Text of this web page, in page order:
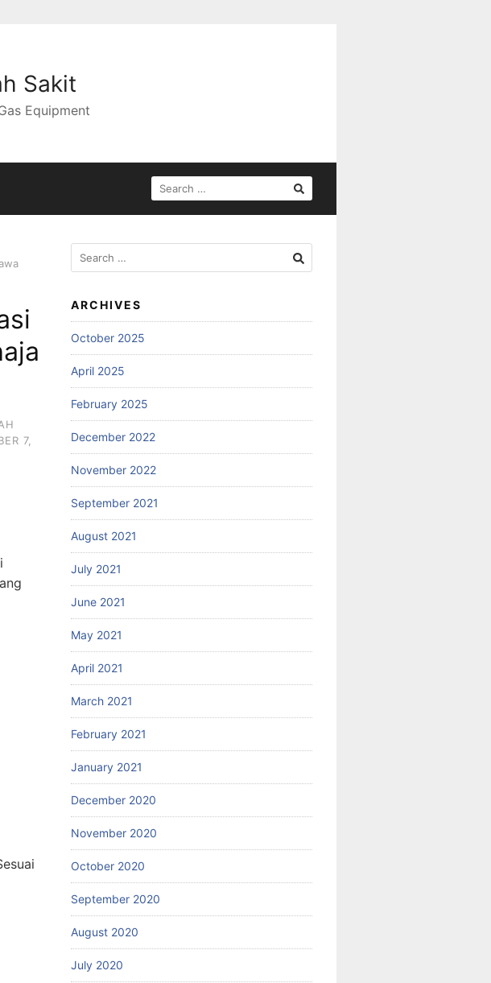
Sakit
Equipment
SEARCH
FOR:
7,
Search
for:
ARCHIVES
October 2025
April 2025
February 2025
December 2022
November 2022
September 2021
August 2021
July 2021
June 2021
May 2021
April 2021
March 2021
February 2021
January 2021
December 2020
November 2020
October 2020
September 2020
August 2020
July 2020